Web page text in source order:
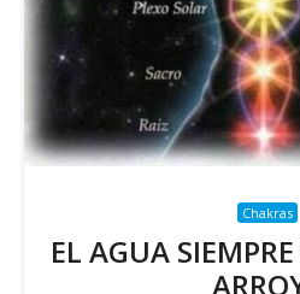
Chakras
EL AGUA